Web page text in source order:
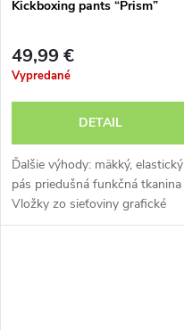
Kickboxing pants “Prism”
49,99 €
Vypredané
DETAIL
Ďalšie výhody: mäkký, elastický
pás priedušná funkčná tkanina
Vložky zo sieťoviny grafické
motívy a tkaná stuha